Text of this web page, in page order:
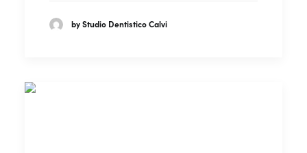
by Studio Dentistico Calvi